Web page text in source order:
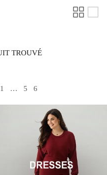
TROUVÉ
1 … 5 6